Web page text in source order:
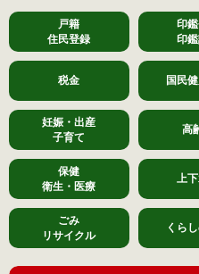
戸籍
住民登録
印
印
税金 国民
妊娠・出産
子育て
高
保健
衛生・医療
上
ごみ
リサイクル
くら